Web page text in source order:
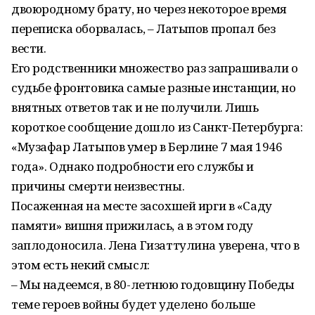
двоюродному брату, но через некоторое время
переписка оборвалась, – Латыпов пропал без
вести.
Его родственники множество раз запрашивали о
судьбе фронтовика самые разные инстанции, но
внятных ответов так и не получили. Лишь
короткое сообщение дошло из Санкт-Петербурга:
«Музафар Латыпов умер в Берлине 7 мая 1946
года». Однако подробности его службы и
причины смерти неизвестны.
Посаженная на месте засохшей ирги в «Саду
памяти» вишня прижилась, а в этом году
заплодоносила. Лена Гизаттулина уверена, что в
этом есть некий смысл:
– Мы надеемся, в 80-летнюю годовщину Победы
теме героев войны будет уделено больше